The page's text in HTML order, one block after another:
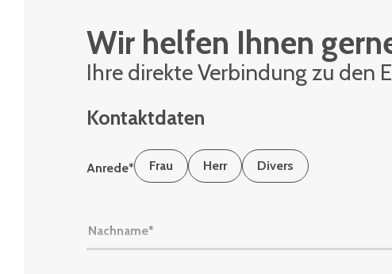
Wir helfen Ihnen
Ihre di­rek­te Ver­bin­dung zu den
Kontaktdaten
Anrede* Frau Herr Divers
Nachname*